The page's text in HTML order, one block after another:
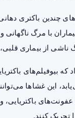
از بیماری قلبی،
که بیوفیلم‌های
این غشا‌ها
عفونت‌های
تحریک کنند.